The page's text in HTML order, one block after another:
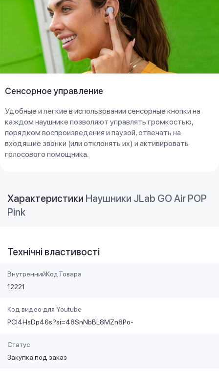
Сенсорное управление
Удобные и легкие в использовании сенсорные кнопки на
каждом наушнике позволяют управлять громкостью,
порядком воспроизведения и паузой, отвечать на
входящие звонки (или отклонять их) и активировать
голосового помощника.
Характеристики Наушники JLab GO Air POP
Pink
Технічні властивості
ВнутреннийКодТовара
12221
Код видео для Youtube
PCI4HsDp46s?si=48SnNbBL8MZn8Po-
Статус
Закупка под заказ